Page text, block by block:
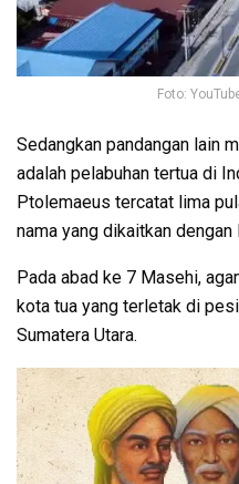
Foto:
Sedangkan pandangan lain
adalah pelabuhan tertua di
Ptolemaeus tercatat lima
nama yang dikaitkan
Pada abad ke 7 Masehi,
kota tua yang terletak di
Sumatera Utara.